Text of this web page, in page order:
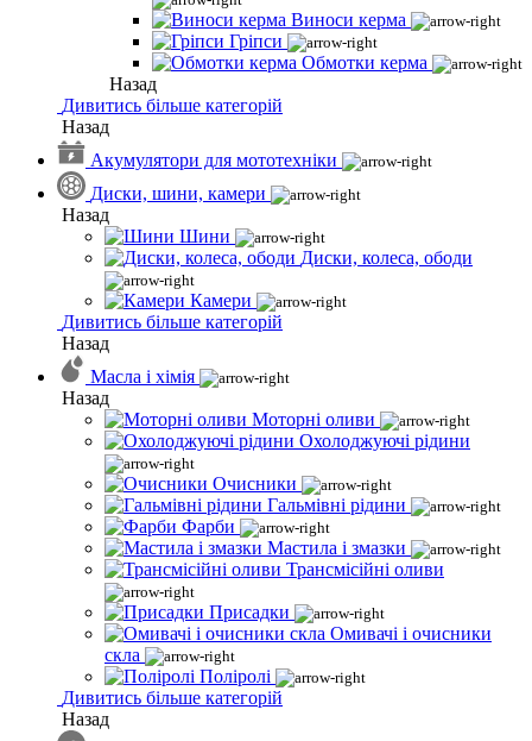
Виноси керма
Гріпси
Обмотки керма
Назад
Дивитись більше категорій
Назад
Акумулятори для мототехніки
Диски, шини, камери
Назад
Шини
Диски, колеса, ободи
Камери
Дивитись більше категорій
Назад
Масла і хімія
Назад
Моторні оливи
Охолоджуючі рідини
Очисники
Гальмівні рідини
Фарби
Мастила і змазки
Трансмісійні оливи
Присадки
Омивачі і очисники
скла
Поліролі
Дивитись більше категорій
Назад